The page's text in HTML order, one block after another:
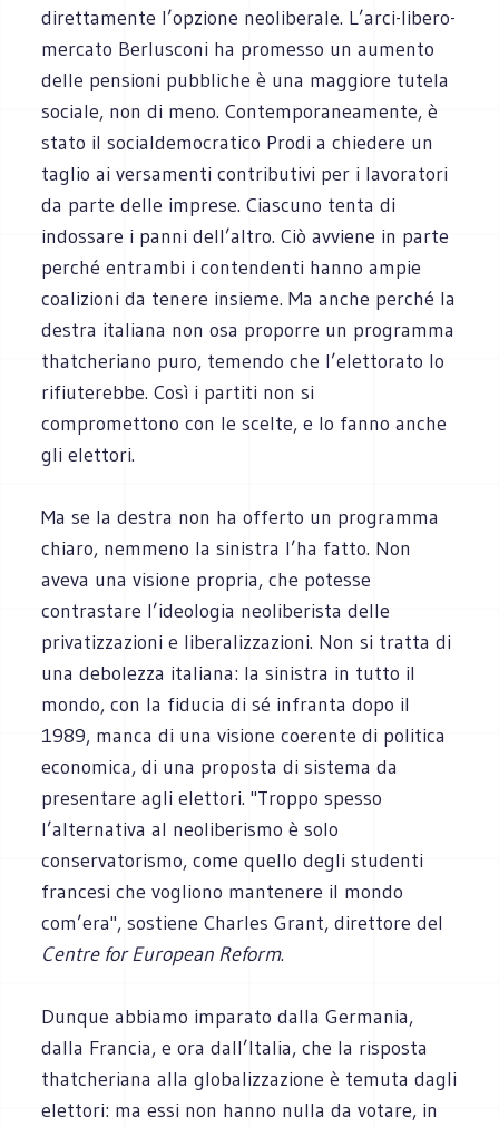
direttamente l’opzione neoliberale. L’arci-libero-
mercato Berlusconi ha promesso un aumento
delle pensioni pubbliche è una maggiore tutela
sociale, non di meno. Contemporaneamente, è
stato il socialdemocratico Prodi a chiedere un
taglio ai versamenti contributivi per i lavoratori
da parte delle imprese. Ciascuno tenta di
indossare i panni dell’altro. Ciò avviene in parte
perché entrambi i contendenti hanno ampie
coalizioni da tenere insieme. Ma anche perché la
destra italiana non osa proporre un programma
thatcheriano puro, temendo che l’elettorato lo
rifiuterebbe. Così i partiti non si
compromettono con le scelte, e lo fanno anche
gli elettori.
Ma se la destra non ha offerto un programma
chiaro, nemmeno la sinistra l’ha fatto. Non
aveva una visione propria, che potesse
contrastare l’ideologia neoliberista delle
privatizzazioni e liberalizzazioni. Non si tratta di
una debolezza italiana: la sinistra in tutto il
mondo, con la fiducia di sé infranta dopo il
1989, manca di una visione coerente di politica
economica, di una proposta di sistema da
presentare agli elettori. "Troppo spesso
l’alternativa al neoliberismo è solo
conservatorismo, come quello degli studenti
francesi che vogliono mantenere il mondo
com’era", sostiene Charles Grant, direttore del
Centre for European Reform.
Dunque abbiamo imparato dalla Germania,
dalla Francia, e ora dall’Italia, che la risposta
thatcheriana alla globalizzazione è temuta dagli
elettori: ma essi non hanno nulla da votare, in